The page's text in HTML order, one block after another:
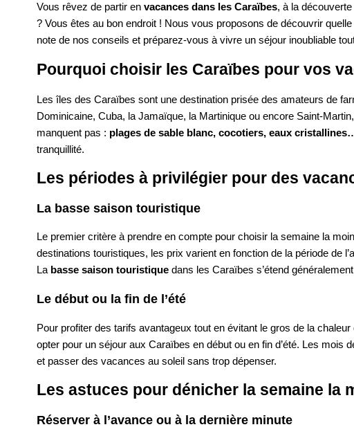
Vous rêvez de partir en vacances dans les Caraïbes, à la
? Vous êtes au bon endroit ! Nous vous proposons de découvrir
note de nos conseils et préparez-vous à vivre un séjour inoubliable
Pourquoi choisir les Caraïbes pour vos
Les îles des Caraïbes sont une destination prisée des amateurs de
Dominicaine, Cuba, la Jamaïque, la Martinique ou encore Saint-
manquent pas : plages de sable blanc, cocotiers, eaux
tranquillité.
Les périodes à privilégier pour des
La basse saison touristique
Le premier critère à prendre en compte pour choisir la semaine la
destinations touristiques, les prix varient en fonction de la période de
La basse saison touristique dans les Caraïbes s’étend
Le début ou la fin de l’été
Pour profiter des tarifs avantageux tout en évitant le gros de la
opter pour un séjour aux Caraïbes en début ou en fin d’été. Les mois
et passer des vacances au soleil sans trop dépenser.
Les astuces pour dénicher la semaine la
Réserver à l’avance ou à la dernière minute